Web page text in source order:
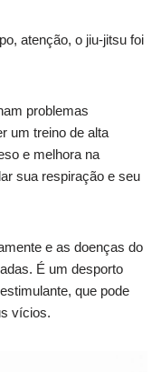
atenção, o jiu-jitsu foi
problemas
um treino de alta
e melhora na
sua respiração e seu
e as doenças do
É um desporto
que pode
vícios.